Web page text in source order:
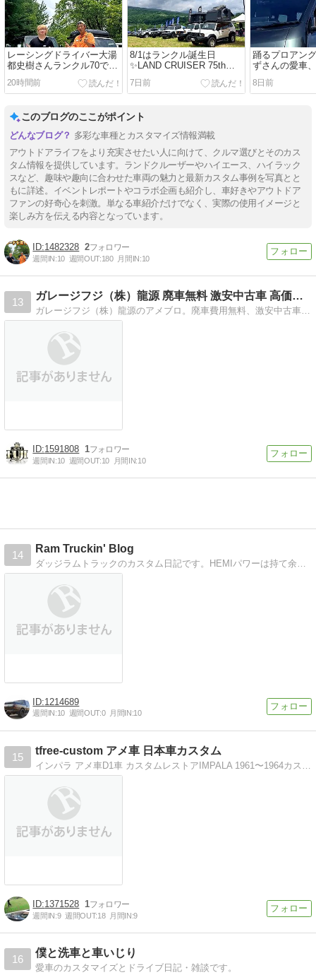
レーシングドライバー大湯
都史樹さんランクル70でオ
フロード初挑戦@さなげア
ドベンチャーフィールド
20時間前
8/1はランクル誕生日
✨LAND CRUISER 75th
ANNIVERSARY DAY出展
中
7日前
踊るプロアン
ずさんの愛車
バン『キャラ
介！釣り、ダ
8日前
このブログのここがポイント
多彩な車種とカスタマイズ情報満載
アウトドアライフをより充実させたい人に向けて、クルマ選びとそのカス
タム情報を提供しています。ランドクルーザーやハイエース、ハイラック
スなど、趣味や趣向に合わせた車両の魅力と最新カスタム事例を写真とと
もに詳述。イベントレポートやコラボ企画も紹介し、車好きやアウトドア
ファンの好奇心を刺激。単なる車紹介だけでなく、実際の使用イメージと
楽しみ方を伝える内容となっています。
1482328 2
週間IN:10 週間OUT:180 月間IN:10
13
ガレージフジ（株）龍源 廃車無料 激安中古車 高価買取
ガレージフジ（株）龍源のアメブロ。廃車費用無料、激安中古車販売、高価買取、オークション代行、独自カスタム・コンプリートカー製作！全国引取りと納車OK！
1591808 1
週間IN:10 週間OUT:10 月間IN:10
14
Ram Truckin' Blog
1214689
週間IN:10 週間OUT:0 月間IN:10
15
tfree-custom アメ車 日本車カスタム
1371528 1
週間IN:9 週間OUT:18 月間IN:9
16
僕と洗車と車いじり
愛車のカスタマイズとドライブ日記・雑談です。